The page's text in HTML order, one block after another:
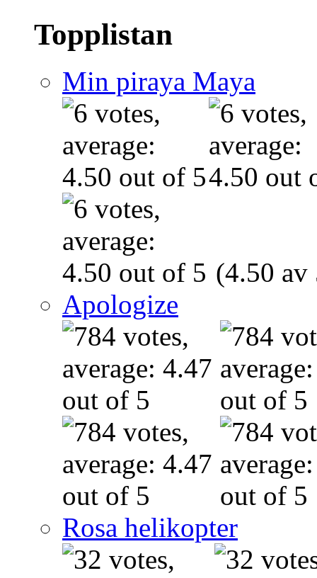
Topplistan
Min piraya Maya
(4.50 av
Apologize
Rosa helikopter